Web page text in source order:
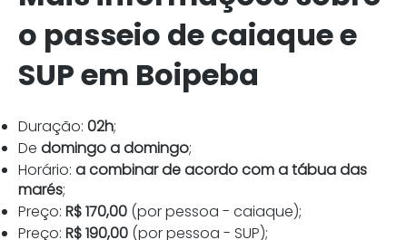
o passeio de caiaque e
SUP em Boipeba
Duração: 02h;
De domingo a domingo;
Horário: a combinar de acordo com a tábua das
marés;
Preço: R$ 170,00 (por pessoa - caiaque);
Preço: R$ 190,00 (por pessoa - SUP);